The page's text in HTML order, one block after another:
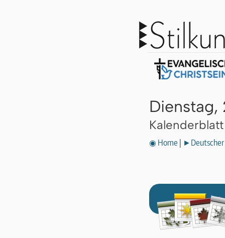
Dienstag,
◉ Home ►Deutscher